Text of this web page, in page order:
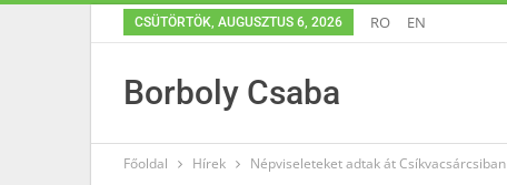
CSÜTÖRTÖK, AUGUSZTUS 6, 2026 RO EN
Borboly Csaba
Főoldal Hírek Népviseleteket adtak át Csíkvacsárcsiban